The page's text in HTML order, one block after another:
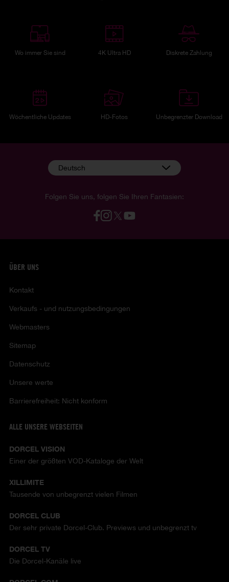
Wo immer Sie sind 4K Ultra HD Diskrete Zahlung
Wöchentliche Updates HD-Fotos Unbegrenzter Download
Folgen Sie uns, folgen Sie Ihren Fantasien:
Deutsch
ÜBER UNS
Kontakt
Verkaufs - und nutzungsbedingungen
Webmasters
Sitemap
Datenschutz
Unsere werte
Barrierefreiheit: Nicht konform
ALLE UNSERE WEBSEITEN
DORCEL VISION
Einer der größten VOD-Kataloge der Welt
XILLIMITE
Tausende von unbegrenzt vielen Filmen
DORCEL CLUB
Der sehr private Dorcel-Club. Previews und unbegrenzt tv
DORCEL TV
Die Dorcel-Kanäle live